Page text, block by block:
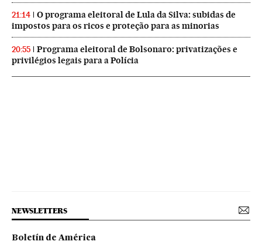
21:14
O programa eleitoral de Lula da Silva: subidas de
impostos para os ricos e proteção para as minorias
20:55
Programa eleitoral de Bolsonaro: privatizações e
privilégios legais para a Polícia
NEWSLETTERS
Boletín de América